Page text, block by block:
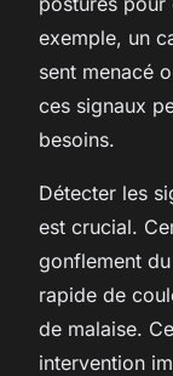
exemple, un
sent menacé
ces signaux
besoins.
Détecter les
est crucial.
gonflement
rapide de
de malaise.
intervention